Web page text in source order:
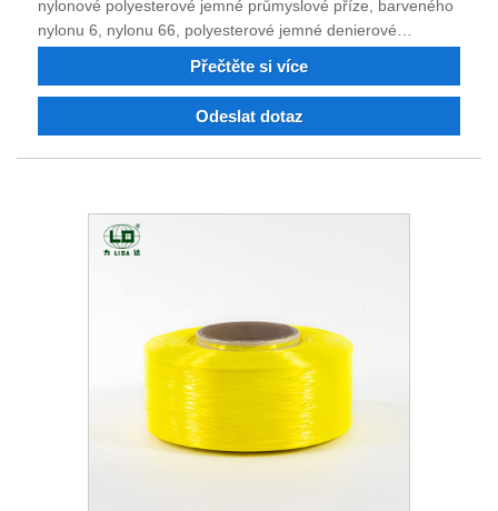
nylonové polyesterové jemné průmyslové příze, barveného
nylonu 6, nylonu 66, polyesterové jemné denierové
polyesterového vlákna Stejně jako u jednoho výrobce si
a barevné příze. Nyní má společnost silnou technickou sílu,
spolupracovat na oboustranně výhodné situaci, a těšíme
se, že se staneme vaším dlouhodobým partnerem v Číně.
Přečtěte si více
Odeslat dotaz